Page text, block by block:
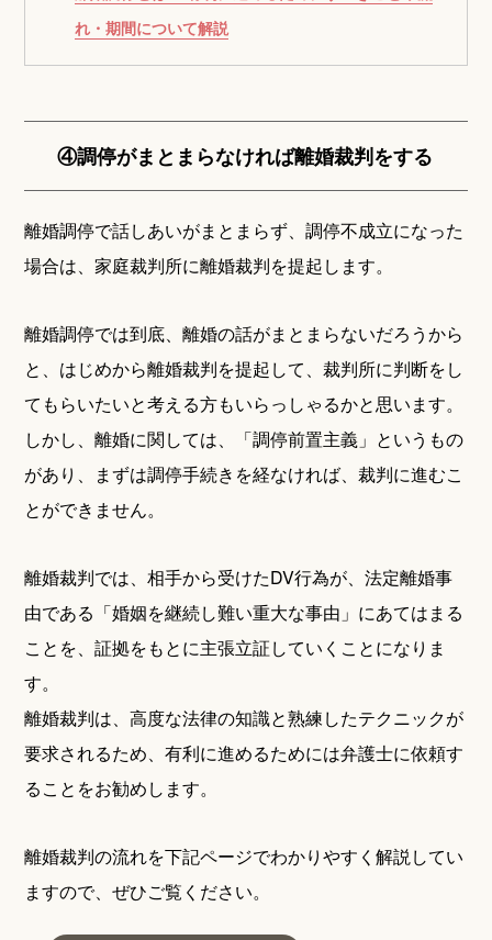
れ・期間について解説
④調停がまとまらなければ離婚裁判をする
離婚調停で話しあいがまとまらず、調停不成立になった
場合は、家庭裁判所に離婚裁判を提起します。
離婚調停では到底、離婚の話がまとまらないだろうから
と、はじめから離婚裁判を提起して、裁判所に判断をし
てもらいたいと考える方もいらっしゃるかと思います。
しかし、離婚に関しては、「調停前置主義」というもの
があり、まずは調停手続きを経なければ、裁判に進むこ
とができません。
離婚裁判では、相手から受けたDV行為が、法定離婚事
由である「婚姻を継続し難い重大な事由」にあてはまる
ことを、証拠をもとに主張立証していくことになりま
す。
離婚裁判は、高度な法律の知識と熟練したテクニックが
要求されるため、有利に進めるためには弁護士に依頼す
ることをお勧めします。
離婚裁判の流れを下記ページでわかりやすく解説してい
ますので、ぜひご覧ください。